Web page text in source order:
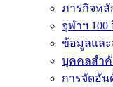
ภารกิจหลั
จุฬาฯ 100
ข้อมูลแล
บุคคลสำ
การจัดอัน